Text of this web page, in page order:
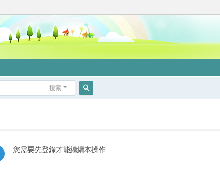
搜索
您需要先登錄才能繼續本操作